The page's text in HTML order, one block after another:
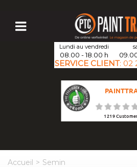
Lundi au vendredi
08.00 - 18.00 h
SERVICE CLIENT: 02
1219
Accueil > Semin